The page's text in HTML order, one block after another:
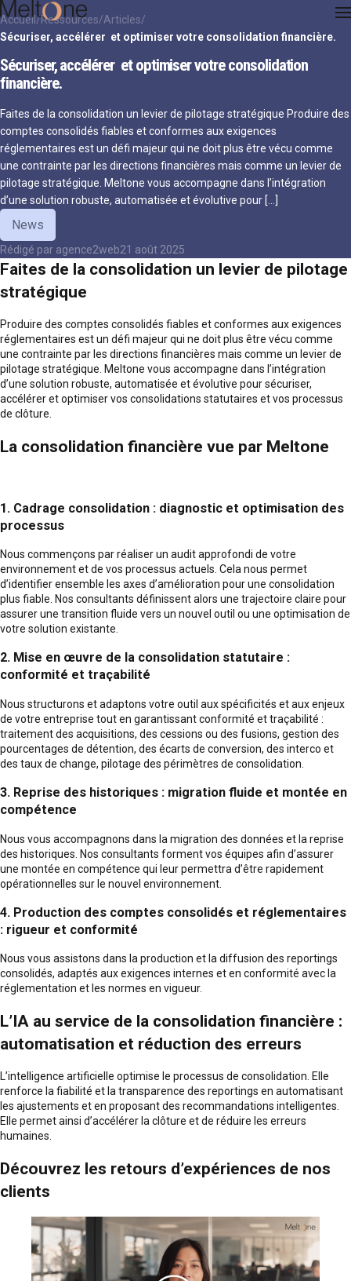
Accueil Ressources Articles
Sécuriser, accélérer et optimiser votre consolidation financière.
Sécuriser, accélérer et optimiser votre consolidation
financière.
Faites de la consolidation un levier de pilotage stratégique Produire des
comptes consolidés fiables et conformes aux exigences
réglementaires est un défi majeur qui ne doit plus être vécu comme
une contrainte par les directions financières mais comme un levier de
pilotage stratégique. Meltone vous accompagne dans l’intégration
d’une solution robuste, automatisée et évolutive pour […]
News
Rédigé par agence2web21 août 2025
Faites de la consolidation un levier de pilotage
stratégique
Produire des comptes consolidés fiables et conformes aux exigences
réglementaires est un défi majeur qui ne doit plus être vécu comme
une contrainte par les directions financières mais comme un levier de
pilotage stratégique. Meltone vous accompagne dans l’intégration
d’une solution robuste, automatisée et évolutive pour sécuriser,
accélérer et optimiser vos consolidations statutaires et vos processus
de clôture.
La consolidation financière vue par Meltone
1. Cadrage consolidation : diagnostic et optimisation des
processus
Nous commençons par réaliser un audit approfondi de votre
environnement et de vos processus actuels. Cela nous permet
d’identifier ensemble les axes d’amélioration pour une consolidation
plus fiable. Nos consultants définissent alors une trajectoire claire pour
assurer une transition fluide vers un nouvel outil ou une optimisation de
votre solution existante.
2. Mise en œuvre de la consolidation statutaire :
conformité et traçabilité
Nous structurons et adaptons votre outil aux spécificités et aux enjeux
de votre entreprise tout en garantissant conformité et traçabilité :
traitement des acquisitions, des cessions ou des fusions, gestion des
pourcentages de détention, des écarts de conversion, des interco et
des taux de change, pilotage des périmètres de consolidation.
3. Reprise des historiques : migration fluide et montée en
compétence
Nous vous accompagnons dans la migration des données et la reprise
des historiques. Nos consultants forment vos équipes afin d’assurer
une montée en compétence qui leur permettra d’être rapidement
opérationnelles sur le nouvel environnement.
4. Production des comptes consolidés et réglementaires
: rigueur et conformité
Nous vous assistons dans la production et la diffusion des reportings
consolidés, adaptés aux exigences internes et en conformité avec la
réglementation et les normes en vigueur.
L’IA au service de la consolidation financière :
automatisation et réduction des erreurs
L’intelligence artificielle optimise le processus de consolidation. Elle
renforce la fiabilité et la transparence des reportings en automatisant
les ajustements et en proposant des recommandations intelligentes.
Elle permet ainsi d’accélérer la clôture et de réduire les erreurs
humaines.
Découvrez les retours d’expériences de nos
clients